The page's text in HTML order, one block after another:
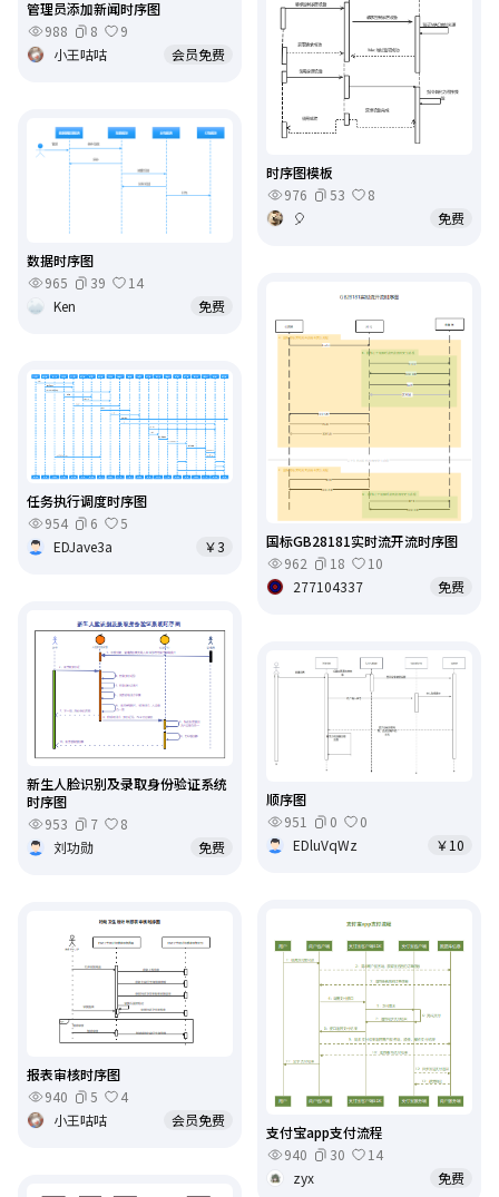
管理员添加新闻时序图
988
8
9
小王咕咕
会员免费
时序图模板
976
53
8
🎈
免费
数据时序图
965
39
14
Ken
免费
国标GB28181实时流开流时序图
962
18
10
277104337
免费
任务执行调度时序图
954
6
5
EDJave3a
￥3
新生人脸识别及录取身份验证系统
时序图
953
7
8
刘功勋
免费
顺序图
951
0
0
EDluVqWz
￥10
支付宝app支付流程
940
30
14
zyx
免费
报表审核时序图
940
5
4
小王咕咕
会员免费